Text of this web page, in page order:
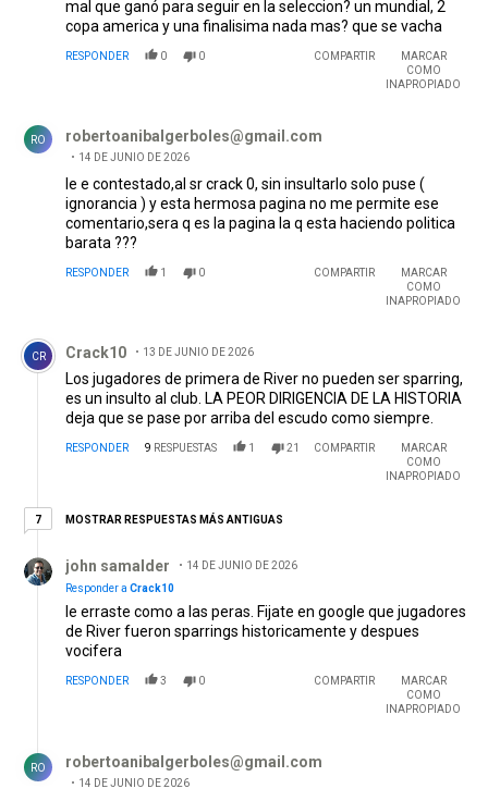
mal que ganó para seguir en la seleccion? un mundial, 2
copa america y una finalisima nada mas? que se vacha
RESPONDER 0 0 COMPARTIR
MARCAR
COMO
INAPROPIADO
RO robertoanibalgerboles@gmail.com
14 DE JUNIO DE 2026
le e contestado,al sr crack 0, sin insultarlo solo puse (
ignorancia ) y esta hermosa pagina no me permite ese
comentario,sera q es la pagina la q esta haciendo politica
barata ???
RESPONDER 1 0 COMPARTIR
MARCAR
COMO
INAPROPIADO
Comentario de Crack10.
CR Crack10 13 DE JUNIO DE 2026
Los jugadores de primera de River no pueden ser sparring,
es un insulto al club. LA PEOR DIRIGENCIA DE LA HISTORIA
deja que se pase por arriba del escudo como siempre.
RESPONDER 9 RESPUESTAS 1 21 COMPARTIR
MARCAR
COMO
INAPROPIADO
77 respuestas más antiguas
MOSTRAR RESPUESTAS MÁS ANTIGUAS
john samalder
14 DE JUNIO DE 2026
Responder a Crack10
le erraste como a las peras. Fijate en google que jugadores
de River fueron sparrings historicamente y despues
vocifera
RESPONDER 3 0 COMPARTIR
MARCAR
COMO
INAPROPIADO
RO robertoanibalgerboles@gmail.com
14 DE JUNIO DE 2026